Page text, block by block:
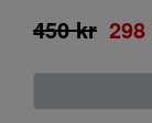
450 kr